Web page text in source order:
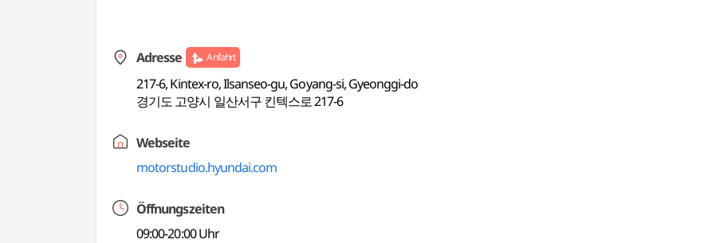
Adresse Anfahrt
217-6, Kintex-ro, Ilsanseo-gu, Goyang-si, Gyeonggi-do
경기도 고양시 일산서구 킨텍스로 217-6
Webseite
motorstudio.hyundai.com
Öffnungszeiten
09:00-20:00 Uhr